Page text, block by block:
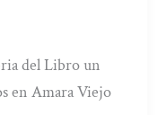
del Libro un
en Amara Viejo